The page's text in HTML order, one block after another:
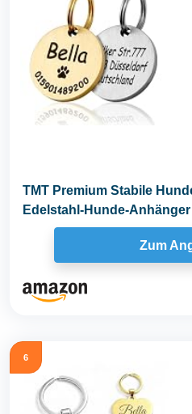
TMT Premium Stabile
Edelstahl-Hunde-
Dog Tag...
Zum
6